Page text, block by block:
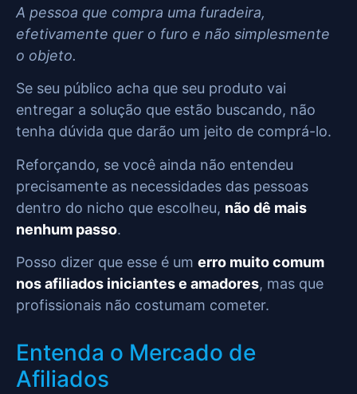
A pessoa que compra uma furadeira,
efetivamente quer o furo e não simplesmente
o objeto.
Se seu público acha que seu produto vai
entregar a solução que estão buscando, não
tenha dúvida que darão um jeito de comprá-lo.
Reforçando, se você ainda não entendeu
precisamente as necessidades das pessoas
dentro do nicho que escolheu, não dê mais
nenhum passo.
Posso dizer que esse é um erro muito comum
nos afiliados iniciantes e amadores, mas que
profissionais não costumam cometer.
Entenda o Mercado de
Afiliados